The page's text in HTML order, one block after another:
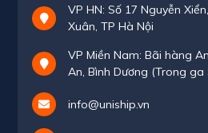
VP HN: Số 17 Nguyễn
Xuân, TP Hà Nội
VP Miền Nam: Bãi hàng
An, Bình Dương (Trong ga
info@uniship.vn